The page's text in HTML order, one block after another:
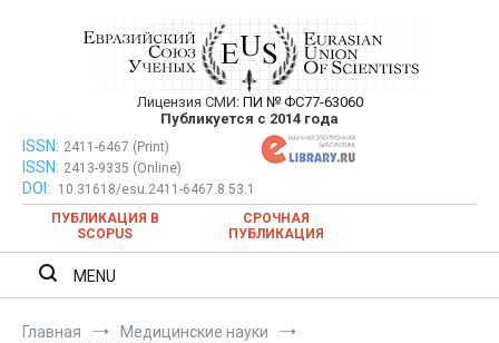
Евразийский Союз Ученых —
публикация научных статей в
ежемесячном научном журнале
Лицензия СМИ: ПИ № ФС77-63060
Публикуется с 2014 года
Евразийский Союз Ученых — публикация научных статей в
ежемесячном научном журнале
ISSN: 2411-6467 (Print)
ISSN: 2413-9335 (Online)
DOI:
10.31618/esu.2411-6467.8.53.1
ПУБЛИКАЦИЯ В
SCOPUS
СРОЧНАЯ
ПУБЛИКАЦИЯ
MENU
Главная
Медицинские науки